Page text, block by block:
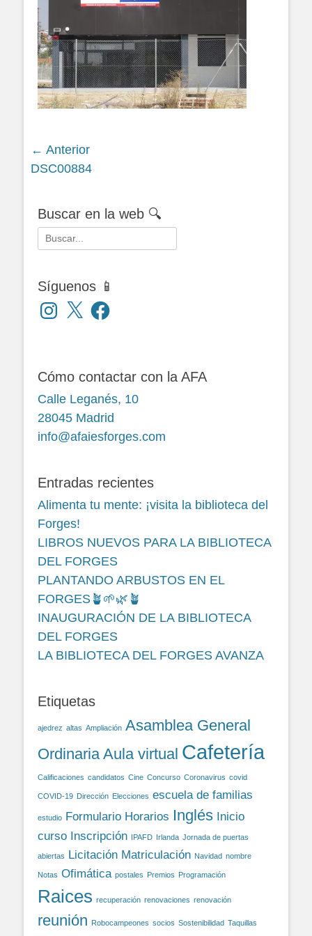
Navegación
de
← Anterior
Siguiente
DSC00884
Buscar en la web 🔍
Buscar:
Síguenos 📱
Instagram
X Facebook
Cómo contactar con la AFA
Calle Leganés, 10
28045 Madrid
info@afaiesforges.com
Entradas recientes
Alimenta tu mente: ¡visita la biblioteca del
Forges!
LIBROS NUEVOS PARA LA BIBLIOTECA
DEL FORGES
PLANTANDO ARBUSTOS EN EL
FORGES🪴🌱🌿🪴
INAUGURACIÓN DE LA BIBLIOTECA
DEL FORGES
LA BIBLIOTECA DEL FORGES AVANZA
Etiquetas
ajedrez altas Ampliación Asamblea General
Ordinaria Aula virtual Cafetería
Calificaciones candidatos Cine Concurso Coronavirus covid
COVID-19 Dirección Elecciones escuela de familias
estudio Formulario Horarios Inglés Inicio
curso Inscripción IPAFD Irlanda Jornada de puertas
abiertas Licitación Matriculación Navidad nombre
Notas Ofimática postales Premios Programación
Raices recuperación renovaciones renovación
reunión Robocampeones socios Sostenibilidad Taquillas